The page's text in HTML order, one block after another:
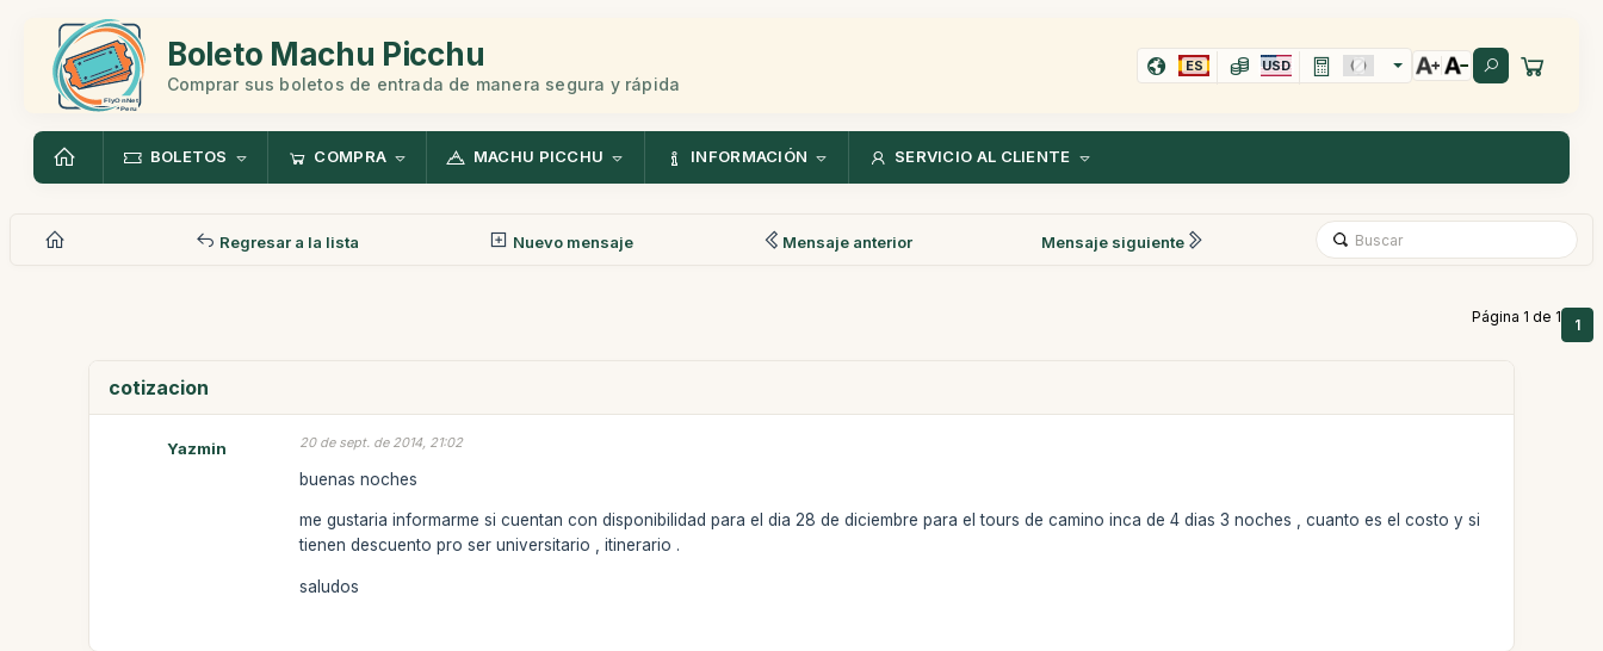
Boleto Machu Picchu
Comprar sus boletos de entrada de manera segura y rápida
ES USD
BOLETOS COMPRA MACHU PICCHU INFORMACIÓN SERVICIO AL CLIENTE
Regresar a la lista Nuevo mensaje Mensaje anterior Mensaje siguiente
Página 1 de 1 1
cotizacion
Yazmin 20 de sept. de 2014, 21:02
buenas noches
me gustaria informarme si cuentan con disponibilidad para el dia 28 de diciembre para el tours de camino inca de 4 dias 3 noches , cuanto es el costo y si
tienen descuento pro ser universitario , itinerario .
saludos